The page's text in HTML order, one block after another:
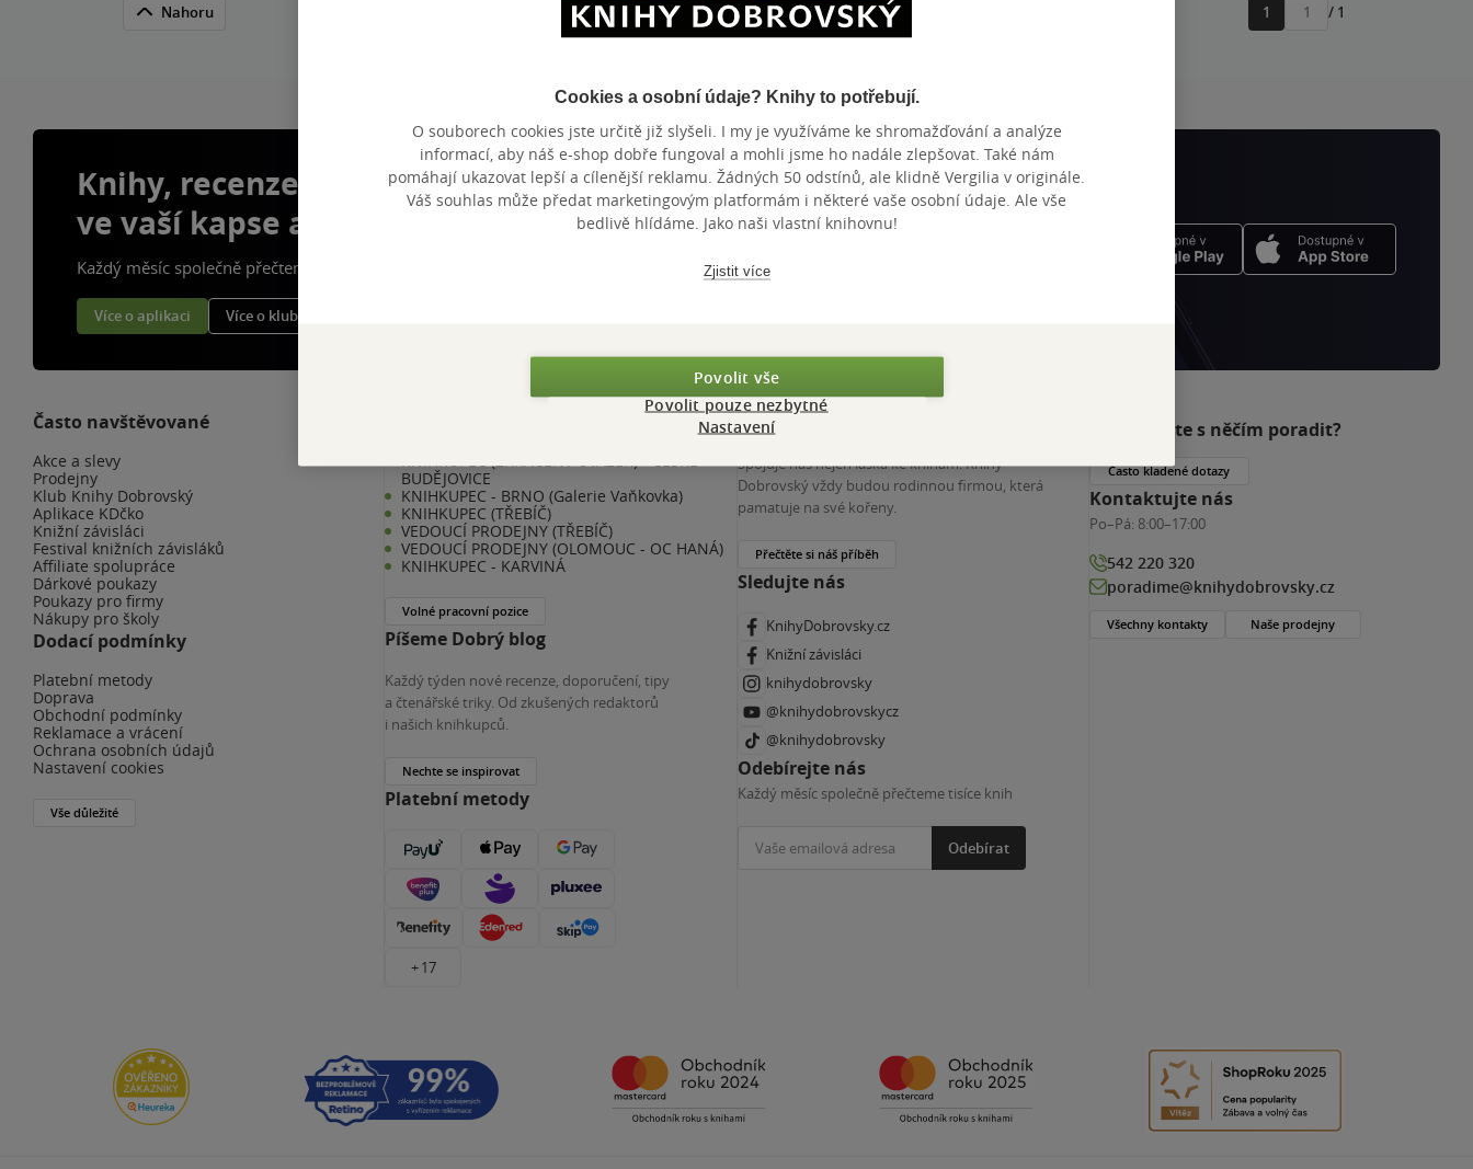
Nahoru
Zobrazeno 20 z 20
1
Přejít
/ 1
Knihy, recenze a klubové výhody
ve vaší kapse a naší appce KDčko
Každý měsíc společně přečteme tisíce knih
Více o aplikaci Více o klubu
Často navštěvované
Akce a slevy
Prodejny
Klub Knihy Dobrovský
Aplikace KDčko
Knižní závisláci
Festival knižních závisláků
Affiliate spolupráce
Dárkové poukazy
Poukazy pro firmy
Nákupy pro školy
Dodací podmínky
Platební metody
Doprava
Obchodní podmínky
Reklamace a vrácení
Ochrana osobních údajů
Nastavení cookies
Vše důležité
KNIHKUPEC (ZKRÁCENÝ ÚVAZEK) - ČESKÉ
BUDĚJOVICE
KNIHKUPEC - BRNO (Galerie Vaňkovka)
KNIHKUPEC (TŘEBÍČ)
VEDOUCÍ PRODEJNY (TŘEBÍČ)
VEDOUCÍ PRODEJNY (OLOMOUC - OC HANÁ)
KNIHKUPEC - KARVINÁ
Volné pracovní pozice
Píšeme Dobrý blog
Každý týden nové recenze, doporučení, tipy
a čtenářské triky. Od zkušených redaktorů
i našich knihkupců.
Nechte se inspirovat
Platební metody
+ 17
Více o nás
Spojuje nás nejen láska ke knihám. Knihy
Dobrovský vždy budou rodinnou firmou, která
pamatuje na své kořeny.
Přečtěte si náš příběh
Sledujte nás
KnihyDobrovsky.cz
Knižní závisláci
knihydobrovsky
@knihydobrovskycz
@knihydobrovsky
Odebírejte nás
Každý měsíc společně přečteme tisíce knih
Odebírat
Potřebujete s něčím poradit?
Často kladené dotazy
Kontaktujte nás
Po–Pá: 8:00–17:00
542 220 320
poradime@knihydobrovsky.cz
Všechny kontakty Naše prodejny
Cookies a osobní údaje? Knihy to potřebují.
O souborech cookies jste určitě již slyšeli. I my je využíváme ke shromažďování a analýze
informací, aby náš e-shop dobře fungoval a mohli jsme ho nadále zlepšovat. Také nám
pomáhají ukazovat lepší a cílenější reklamu. Žádných 50 odstínů, ale klidně Vergilia v originále.
Váš souhlas může předat marketingovým platformám i některé vaše osobní údaje. Ale vše
bedlivě hlídáme. Jako naši vlastní knihovnu!
Zjistit více
Povolit vše
Povolit pouze nezbytné
Nastavení